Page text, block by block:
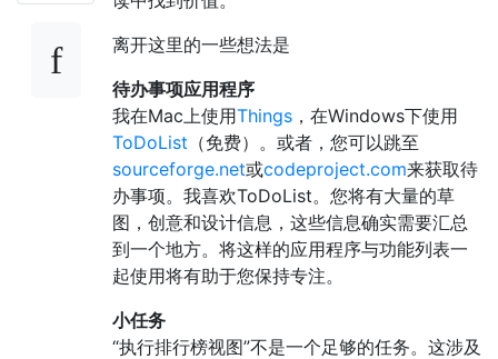
离开这里的一些想法是
待办事项应用程序
我在Mac上使用Things ，在Windows下使用
ToDoList （免费）。或者，您可以跳至
sourceforge.net或codeproject.com来获取待
办事项。我喜欢ToDoList。您将有大量的草
图，创意和设计信息，这些信息确实需要汇总
到一个地方。将这样的应用程序与功能列表一
起使用将有助于您保持专注。
小任务
“执行排行榜视图”不是一个足够的任务。这涉及